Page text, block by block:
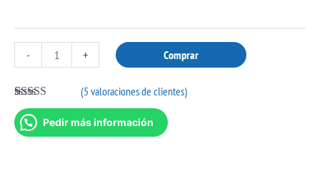
- + Comprar
Valorado con
5.00de 5 en
base a
4
(5valoraciones de clientes)
Pedir más información